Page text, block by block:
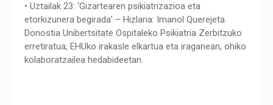
• Uztailak 23: ‘Gizartearen psikiatrizazioa eta
etorkizunera begirada’ – Hizlaria: Imanol Querejeta.
Donostia Unibertsitate Ospitaleko Psikiatria Zerbitzuko
erretiratua, EHUko irakasle elkartua eta iraganean, ohiko
kolaboratzailea hedabideetan.